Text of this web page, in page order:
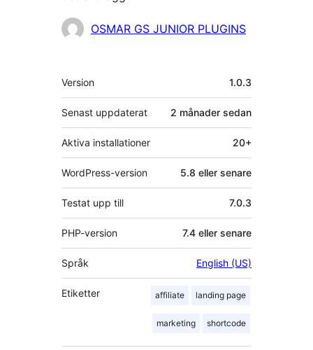
BidragandeOSMAR GS JUNIOR PLUGINS
Meta
Version 1.0.3
Senast uppdaterat 2 månader sedan
Aktiva installationer 20+
WordPress-version 5.8 eller senare
Testat upp till 7.0.3
PHP-version 7.4 eller senare
Språk English (US)
Etiketter affiliate landing page
marketing shortcode